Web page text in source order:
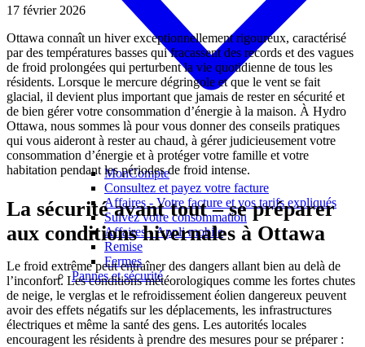
MonCompte
Consultez et payez votre facture
Affaires - Votre facture et vos tarifs expliqués
Suivez votre consommation
Affaires - Appli mobile
Remise
Fermes
Pannes et sécurité
17 février 2026
Ottawa connaît un hiver exceptionnellement rigoureux, caractérisé
par des températures basses qui fracassent des records et des vagues
de froid prolongées qui perturbent la vie quotidienne de tous les
résidents. Lorsque le mercure dégringole et que le vent se fait
glacial, il devient plus important que jamais de rester en sécurité et
de bien gérer votre consommation d’énergie à la maison. À Hydro
Ottawa, nous sommes là pour vous donner des conseils pratiques
qui vous aideront à rester au chaud, à gérer judicieusement votre
consommation d’énergie et à protéger votre famille et votre
habitation pendant les périodes de froid intense.
La sécurité avant tout – se préparer
aux conditions hivernales à Ottawa
Le froid extrême peut entraîner des dangers allant bien au delà de
l’inconfort. Les conditions météorologiques comme les fortes chutes
de neige, le verglas et le refroidissement éolien dangereux peuvent
avoir des effets négatifs sur les déplacements, les infrastructures
électriques et même la santé des gens. Les autorités locales
encouragent les résidents à prendre des mesures pour se préparer :